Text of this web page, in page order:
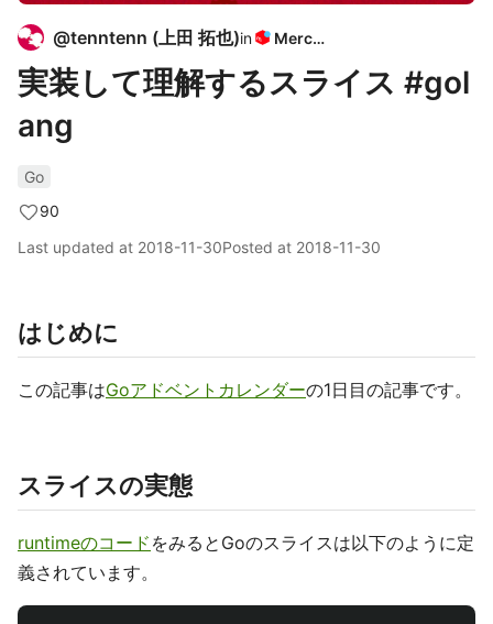
@tenntenn (上田 拓也)in Mercari
実装して理解するスライス #gol
ang
Go
90
Last updated at 2018-11-30Posted at 2018-11-30
はじめに
この記事はGoアドベントカレンダーの1日目の記事です。
スライスの実態
runtimeのコード をみるとGoのスライスは以下のように定
義されています。